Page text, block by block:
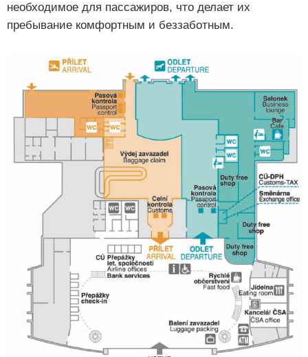
необходимое для пассажиров, что делает их
пребывание комфортным и беззаботным.